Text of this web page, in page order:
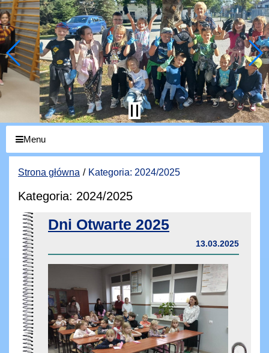
Menu
Strona główna Kategoria: 2024/2025
Kategoria: 2024/2025
Dni Otwarte 2025
13.03.2025